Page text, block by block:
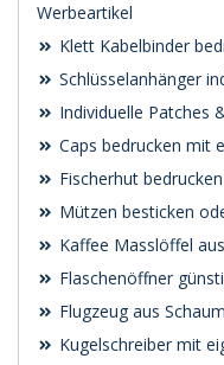
Werbeartikel
Klett Kabelbinder
Schlüsselanhänger
Individuelle Patches
Caps bedrucken mit
Fischerhut bedrucken
Mützen besticken
Kaffee Masslöffel
Flaschenöffner
Flugzeug aus
Kugelschreiber mit